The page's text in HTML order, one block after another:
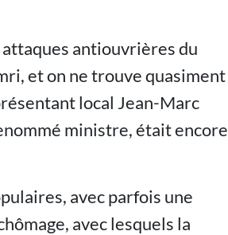
attaques antiouvrières du
et on ne trouve quasiment
local Jean-Marc
ministre, était encore
avec parfois une
avec lesquels la